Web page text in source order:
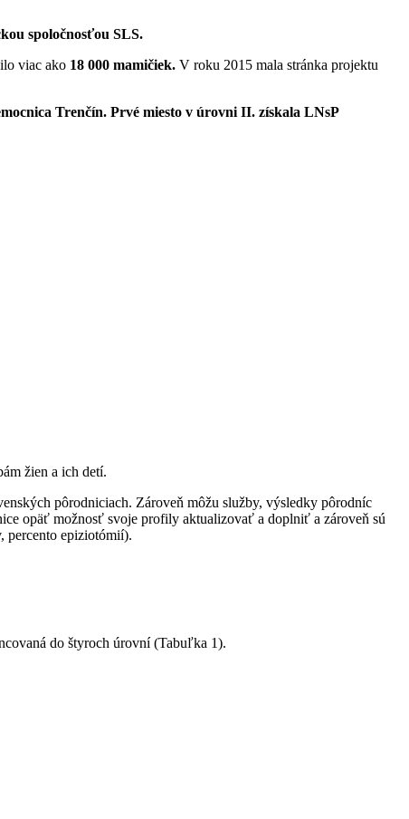
spoločnosťou SLS.
viac ako 18 000 mamičiek. V roku 2015 mala stránka projektu
Trenčín. Prvé miesto v úrovni II. získala LNsP
žien a ich detí.
pôrodniciach. Zároveň môžu služby, výsledky pôrodníc
opäť možnosť svoje profily aktualizovať a doplniť a zároveň sú
percento epiziotómií).
do štyroch úrovní (Tabuľka 1).